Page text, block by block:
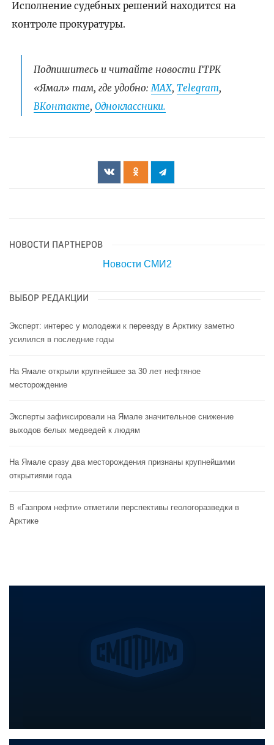
Исполнение судебных решений находится на
контроле прокуратуры.
Подпишитесь и читайте новости ГТРК
«Ямал» там, где удобно:МАХ, Telegram,
ВКонтакте, Одноклассники.
НОВОСТИ ПАРТНЕРОВ
Новости СМИ2
ВЫБОР РЕДАКЦИИ
Эксперт: интерес у молодежи к переезду в Арктику заметно
усилился в последние годы
На Ямале открыли крупнейшее за 30 лет нефтяное
месторождение
Эксперты зафиксировали на Ямале значительное снижение
выходов белых медведей к людям
На Ямале сразу два месторождения признаны крупнейшими
открытиями года
В «Газпром нефти» отметили перспективы геологоразведки в
Арктике